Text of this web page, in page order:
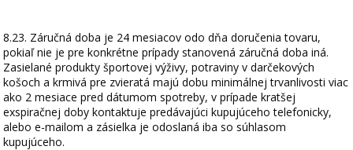
8.23. Záručná doba je 24 mesiacov odo dňa doručenia tovaru,
pokiaľ nie je pre konkrétne prípady stanovená záručná doba iná.
Zasielané produkty športovej výživy, potraviny v darčekových
košoch a krmivá pre zvieratá majú dobu minimálnej trvanlivosti viac
ako 2 mesiace pred dátumom spotreby, v prípade kratšej
exspiračnej doby kontaktuje predávajúci kupujúceho telefonicky,
alebo e-mailom a zásielka je odoslaná iba so súhlasom
kupujúceho.